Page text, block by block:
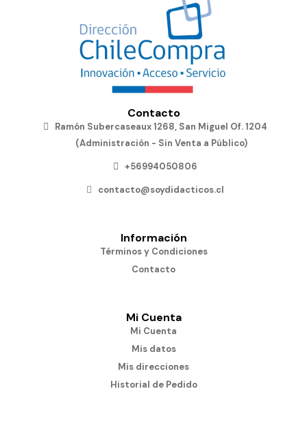
Contacto
Ramón Subercaseaux 1268, San Miguel Of. 1204
(Administración - Sin Venta a Público)
+56994050806
contacto@soydidacticos.cl
Información
Términos y Condiciones
Contacto
Mi Cuenta
Mi Cuenta
Mis datos
Mis direcciones
Historial de Pedido